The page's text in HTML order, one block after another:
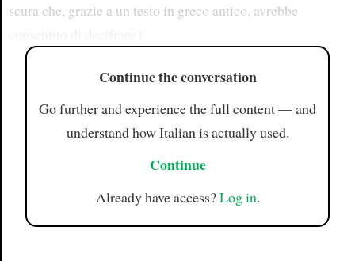
scura che, grazie a un testo in greco antico, avrebbe
Continue the conversation
Go further and experience the full content — and
understand how Italian is actually used.
Continue
Already have access?Log in.